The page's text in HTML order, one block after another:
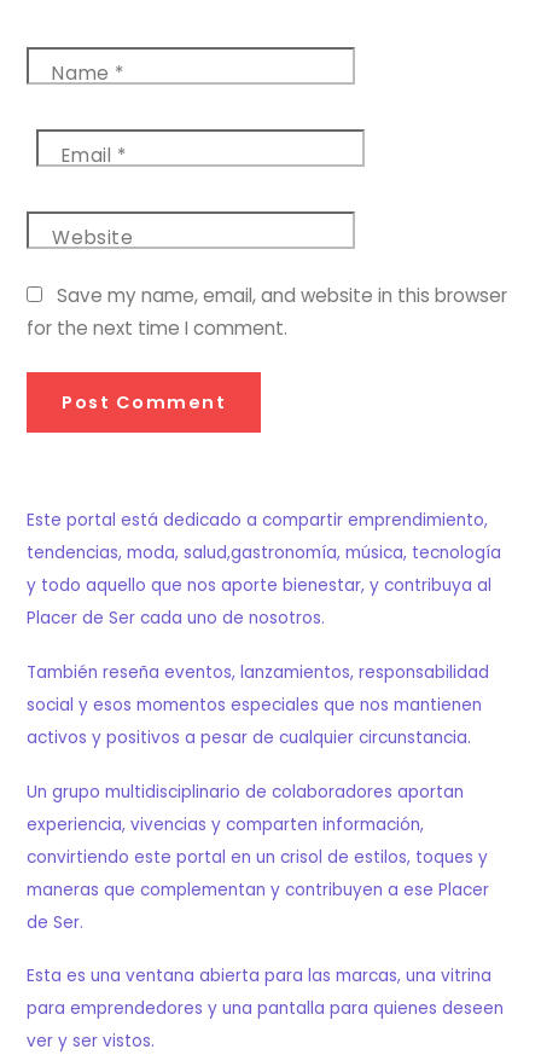
Name *
Email *
Website
Save my name, email, and website in this browser
for the next time I comment.
Este portal está dedicado a compartir emprendimiento,
tendencias, moda, salud,gastronomía, música, tecnología
y todo aquello que nos aporte bienestar, y contribuya al
Placer de Ser cada uno de nosotros.
También reseña eventos, lanzamientos, responsabilidad
social y esos momentos especiales que nos mantienen
activos y positivos a pesar de cualquier circunstancia.
Un grupo multidisciplinario de colaboradores aportan
experiencia, vivencias y comparten información,
convirtiendo este portal en un crisol de estilos, toques y
maneras que complementan y contribuyen a ese Placer
de Ser.
Esta es una ventana abierta para las marcas, una vitrina
para emprendedores y una pantalla para quienes deseen
ver y ser vistos.